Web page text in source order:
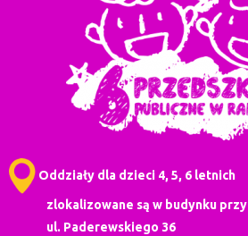
Oddziały dla dzieci 4, 5, 6 letnich
zlokalizowane są w budynku przy
ul. Paderewskiego 36